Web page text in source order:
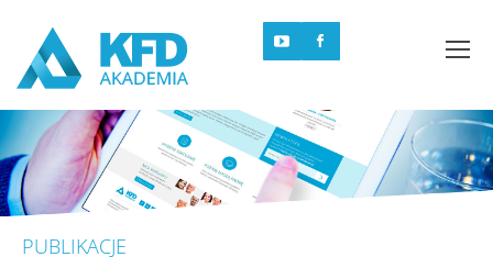
YouTube Akademii KFD
Facebook Akademii KFD
PUBLIKACJE